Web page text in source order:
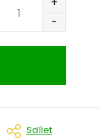
Sdílet